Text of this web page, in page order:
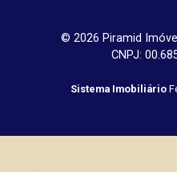
© 2026 Piramid
CNPJ:
Sistema Imobiliário